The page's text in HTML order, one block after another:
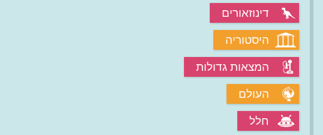
דינוזאורים
היסטוריה
המצאות גדולות
העולם
חלל